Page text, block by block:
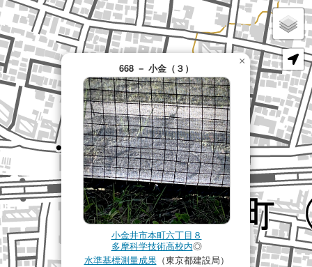
668 － 小金（３）
小金井市本町六丁目８
多摩科学技術高校内◎
水準基標測量成果（東京都建設局）
×